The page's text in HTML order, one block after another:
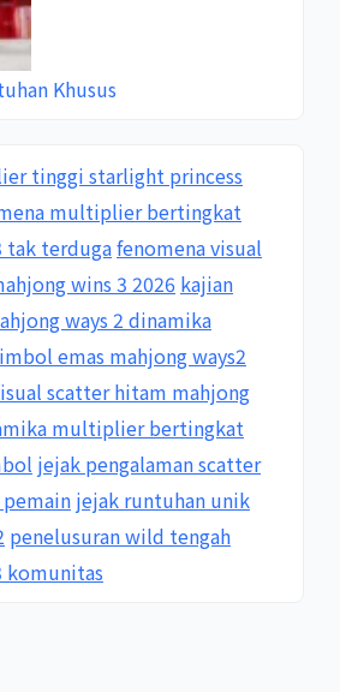
Khusus
tinggi starlight princess
multiplier bertingkat
tak terdugafenomena visual
wins 3 2026 kajian
ways 2 dinamika
emas mahjong ways2
scatter hitam mahjong
multiplier bertingkat
jejak pengalaman scatter
jejak runtuhan unik
penelusuran wild tengah
komunitas